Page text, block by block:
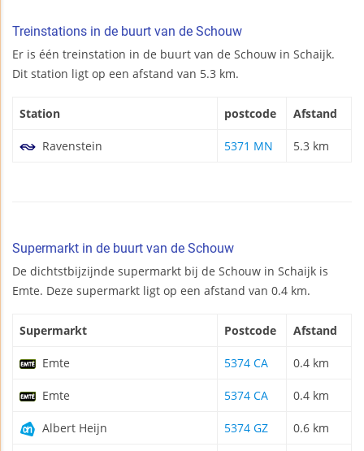
Treinstations in de buurt van de Schouw
Er is één treinstation in de buurt van de Schouw in Schaijk.
Dit station ligt op een afstand van 5.3 km.
Station postcode Afstand
Ravenstein 5371 MN 5.3 km
Supermarkt in de buurt van de Schouw
De dichtstbijzijnde supermarkt bij de Schouw in Schaijk is
Emte. Deze supermarkt ligt op een afstand van 0.4 km.
Supermarkt Postcode Afstand
Emte 5374 CA 0.4 km
Emte 5374 CA 0.4 km
Albert Heijn 5374 GZ 0.6 km